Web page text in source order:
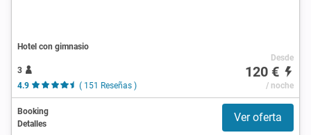
Hotel con gimnasio
3
4.9
( 151 Reseñas )
Desde
120 €
/ noche
Booking
Detalles
Ver oferta